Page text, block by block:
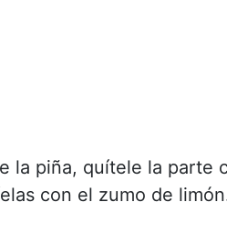
la piña, quítele la parte
con el zumo de